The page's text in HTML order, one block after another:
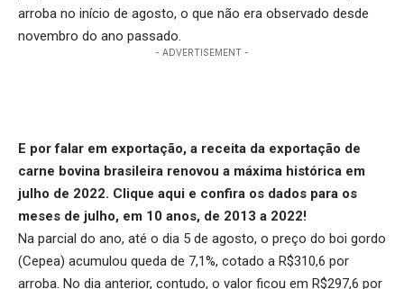
arroba no início de agosto, o que não era observado desde
novembro do ano passado.
- ADVERTISEMENT -
E por falar em exportação, a receita da exportação de
carne bovina brasileira renovou a máxima histórica em
julho de 2022. Clique aqui e confira os dados para os
meses de julho, em 10 anos, de 2013 a 2022!
Na parcial do ano, até o dia 5 de agosto, o preço do boi gordo
(Cepea) acumulou queda de 7,1%, cotado a R$310,6 por
arroba. No dia anterior, contudo, o valor ficou em R$297,6 por